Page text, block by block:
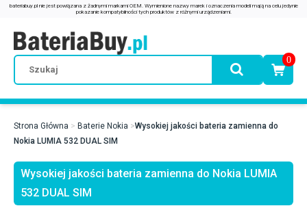
0
Strona Główna Baterie Nokia
Wysokiej jakości bateria zamienna do
Nokia LUMIA 532 DUAL SIM
Wysokiej jakości bateria zamienna do Nokia LUMIA
532 DUAL SIM